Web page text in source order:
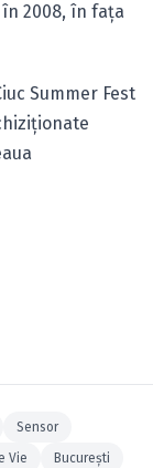
2008, în faţa
Summer Fest
Sensor
Vie
Bucureşti